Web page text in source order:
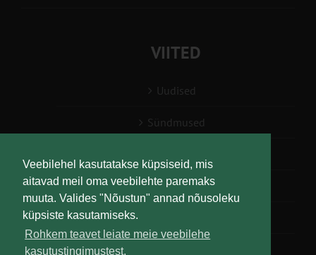
Veebilehel kasutatakse küpsiseid, mis
aitavad meil oma veebilehte paremaks
muuta. Valides "Nõustun" annad nõusoleku
küpsiste kasutamiseks.
Rohkem teavet leiate meie veebilehe
kasutustingimustest.
VIITED
Uudised
Sündmused
Teabesalv
Liitu uudiskirjaga